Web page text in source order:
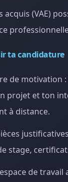
acquis (VAE)
ta candidature
de motivation
projet et ton
à distance.
stage,
de travail